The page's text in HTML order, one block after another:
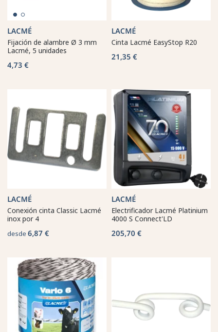
LACMÉ
Fijación de alambre Ø 3 mm
Lacmé, 5 unidades
4,73 €
LACMÉ
Cinta Lacmé EasyStop R20
21,35 €
LACMÉ
Conexión cinta Classic Lacmé
inox por 4
desde 6,87 €
LACMÉ
Electrificador Lacmé Platinium
4000 S Connect'LD
205,70 €